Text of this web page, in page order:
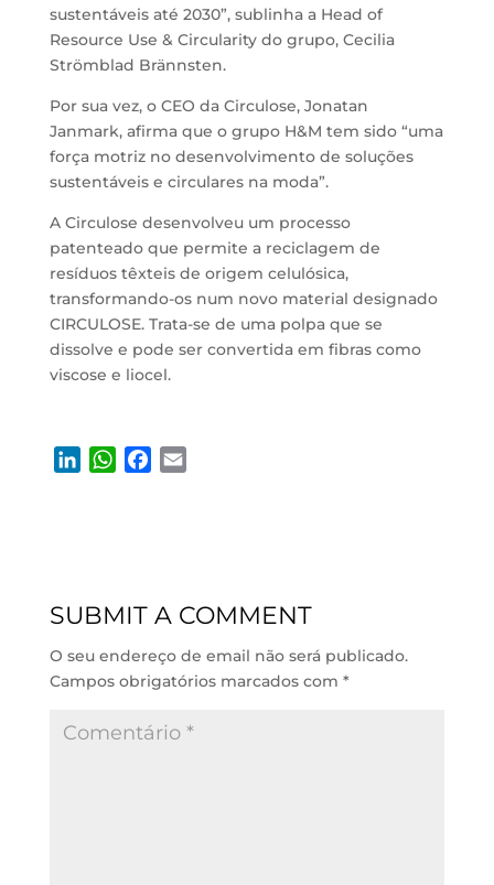
sustentáveis até 2030”, sublinha a Head of
Resource Use & Circularity do grupo, Cecilia
Strömblad Brännsten.
Por sua vez, o CEO da Circulose, Jonatan
Janmark, afirma que o grupo H&M tem sido “uma
força motriz no desenvolvimento de soluções
sustentáveis e circulares na moda”.
A Circulose desenvolveu um processo
patenteado que permite a reciclagem de
resíduos têxteis de origem celulósica,
transformando-os num novo material designado
CIRCULOSE. Trata-se de uma polpa que se
dissolve e pode ser convertida em fibras como
viscose e liocel.
I
W
p
o
SUBMIT A COMMENT
O seu endereço de email não será publicado.
Campos obrigatórios marcados com *